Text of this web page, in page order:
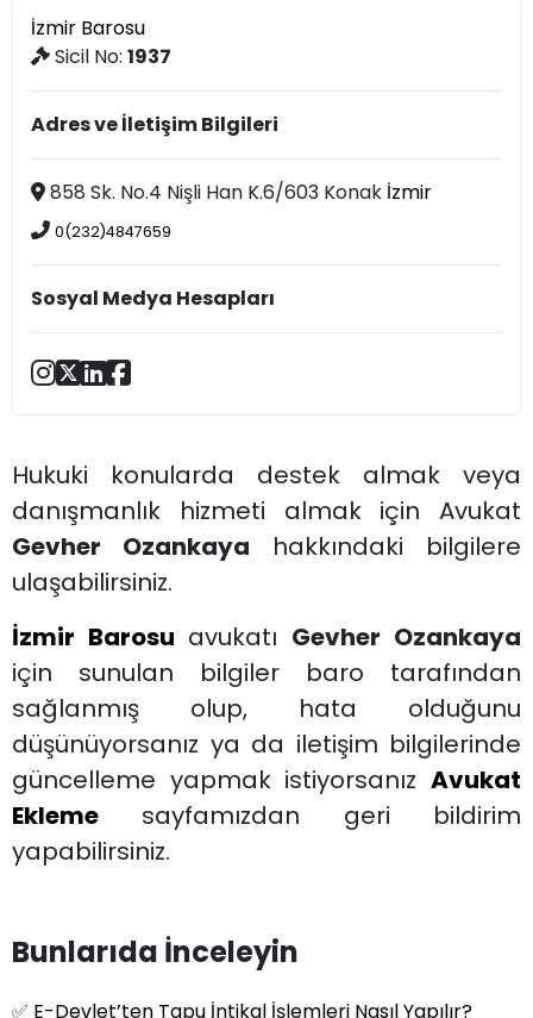
İzmir Barosu
Sicil No:1937
Adres ve İletişim Bilgileri
858 Sk. No.4 Nişli Han K.6/603 Konak İzmir
0(232)4847659
Sosyal Medya Hesapları
Hukuki konularda destek almak veya
danışmanlık hizmeti almak için Avukat
Gevher Ozankaya hakkındaki bilgilere
ulaşabilirsiniz.
İzmir Barosu avukatı Gevher Ozankaya
için sunulan bilgiler baro tarafından
sağlanmış olup, hata olduğunu
düşünüyorsanız ya da iletişim bilgilerinde
güncelleme yapmak istiyorsanız Avukat
Ekleme sayfamızdan geri bildirim
yapabilirsiniz.
Bunlarıda İnceleyin
✅ E-Devlet’ten Tapu İntikal İşlemleri Nasıl Yapılır?